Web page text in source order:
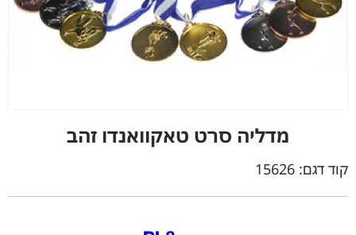
מדליה סרט טאקוואנדו זהב
קוד דגם: 15626